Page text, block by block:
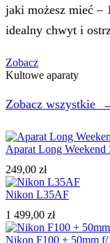
jaki możesz mieć –
idealny chwyt i
Zobacz
Kultowe aparaty
Zobacz wszystkie
Aparat Long
249,00 zł
Nikon L35AF
1 499,00 zł
Nikon F100 + 50mm f/